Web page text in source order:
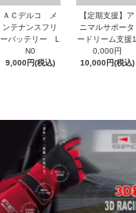
ＡＣデルコ メ
ンテナンスフリ
ーバッテリー L
N0
9,000円(税込)
【定期支援】ア
ニマルサポータ
ードリーム支援1
0,000円
10,000円(税込)